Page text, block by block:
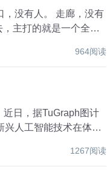
走廊，没有
964阅读
日，据TuGraph图计
兴人工智能技术在体育
1267阅读